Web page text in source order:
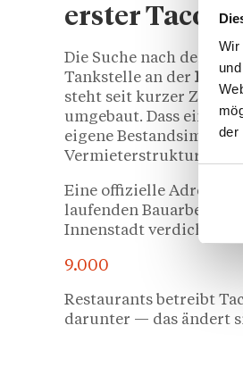
Wir
der
erster Taco-
Die Suche nach dem
Tankstelle an der
steht seit kurzer Zeit
umgebaut. Dass ein
eigene
Vermieterstruktur, kein
Eine offizielle
laufenden Bauarbeiten
Innenstadt verdichten
9.000
Restaurants betreibt
darunter — das ändert